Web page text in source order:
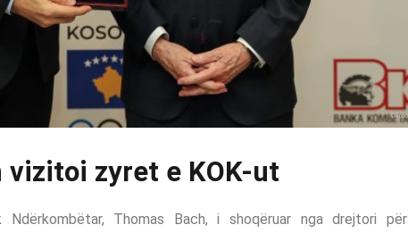
zyret e KOK-ut
Thomas Bach, i shoqëruar nga drejtori për